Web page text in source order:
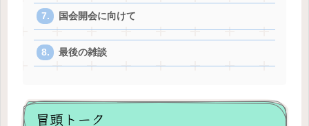
国会開会に向けて
最後の雑談
冒頭トーク